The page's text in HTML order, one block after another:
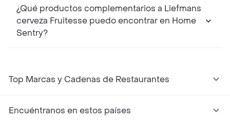
¿Qué productos complementarios a Liefmans
cerveza Fruitesse puedo encontrar en Home
Sentry?
Top Marcas y Cadenas de Restaurantes
Encuéntranos en estos países